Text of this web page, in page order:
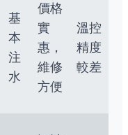
基
本
注
水
價格
實
惠，
維修
方便
溫控
精度
較差